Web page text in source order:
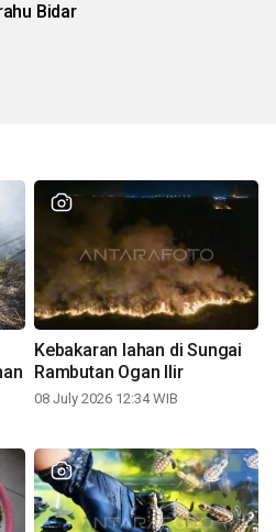
Bidar
Kebakaran lahan di Sungai
Rambutan Ogan Ilir
08 July 2026 12:34 WIB